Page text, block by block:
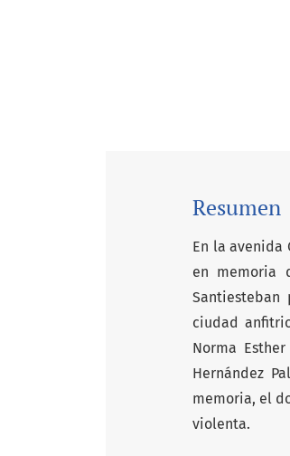
Resumen
En la avenida
en memoria
ciudad
Norma
Hernández
memoria, el
violenta.